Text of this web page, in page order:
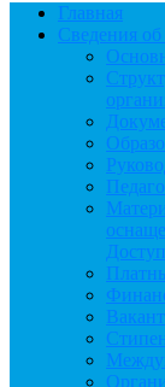
Главная
Сведения об